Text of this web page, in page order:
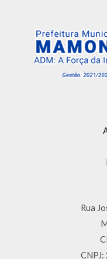
Rua
CNPJ: